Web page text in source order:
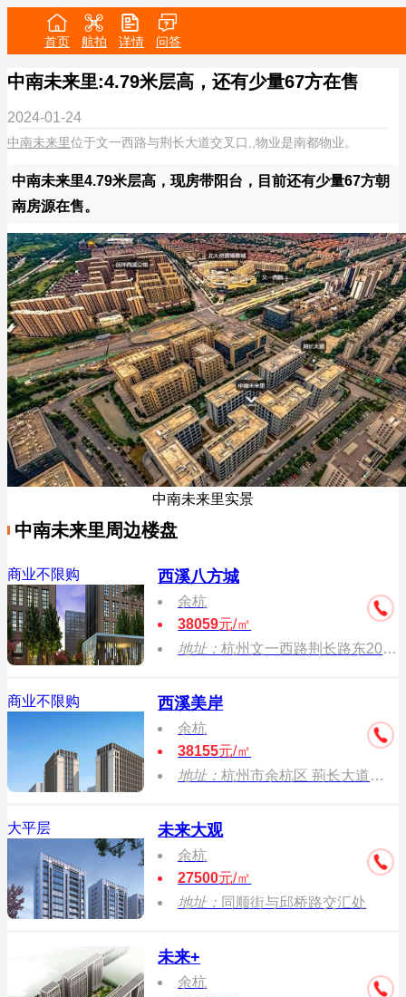
首页 航拍 详情 问答
中南未来里:4.79米层高，还有少量67方在售
2024-01-24
中南未来里位于文一西路与荆长大道交叉口,,物业是南都物业。
中南未来里4.79米层高，现房带阳台，目前还有少量67方朝
南房源在售。
中南未来里实景
中南未来里周边楼盘
商业不限购 西溪八方城
余杭
38059元/㎡
地址：杭州文一西路荆长路东200米
商业不限购 西溪美岸
余杭
38155元/㎡
地址：杭州市余杭区 荊长大道与同顺路交叉路口
大平层 未来大观
余杭
27500元/㎡
地址： 同顺街与邱桥路交汇处
未来+
余杭